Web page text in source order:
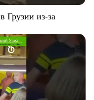
Грузии из-за